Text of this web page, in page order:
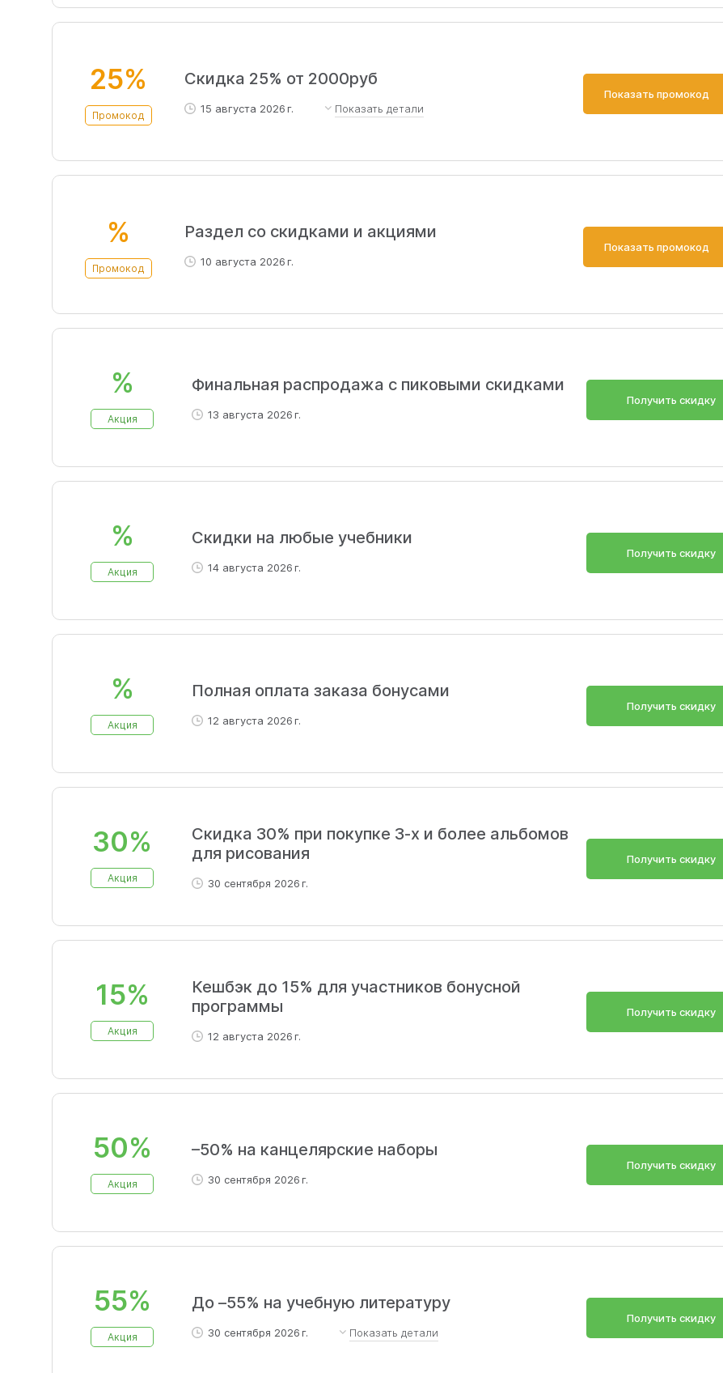
25%
Промокод
Скидка 25% от 2000руб
15 августа 2026 г. Показать детали
Показать промокод
Ссылка с подробными условиями - https://www.chitai-gorod.ru/promotions/54267
%
Промокод
Раздел со скидками и акциями
10 августа 2026 г.
Показать промокод
%
Акция
Финальная распродажа с пиковыми скидками
13 августа 2026 г.
Получить скидку
%
Акция
Скидки на любые учебники
14 августа 2026 г.
Получить скидку
%
Акция
Полная оплата заказа бонусами
12 августа 2026 г.
Получить скидку
30%
Акция
Скидка 30% при покупке 3-х и более альбомов
для рисования
30 сентября 2026 г.
Получить скидку
15%
Акция
Кешбэк до 15% для участников бонусной
программы
12 августа 2026 г.
Получить скидку
50%
Акция
–50% на канцелярские наборы
30 сентября 2026 г.
Получить скидку
55%
Акция
До –55% на учебную литературу
30 сентября 2026 г. Показать детали
Получить скидку